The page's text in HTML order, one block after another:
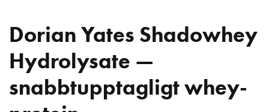
Dorian Yates Shadowhey
Hydrolysate —
snabbtupptagligt whey-